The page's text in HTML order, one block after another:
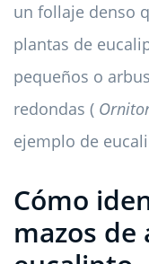
un follaje denso
plantas de
pequeños o
redondas (
ejemplo de
Cómo
mazos de